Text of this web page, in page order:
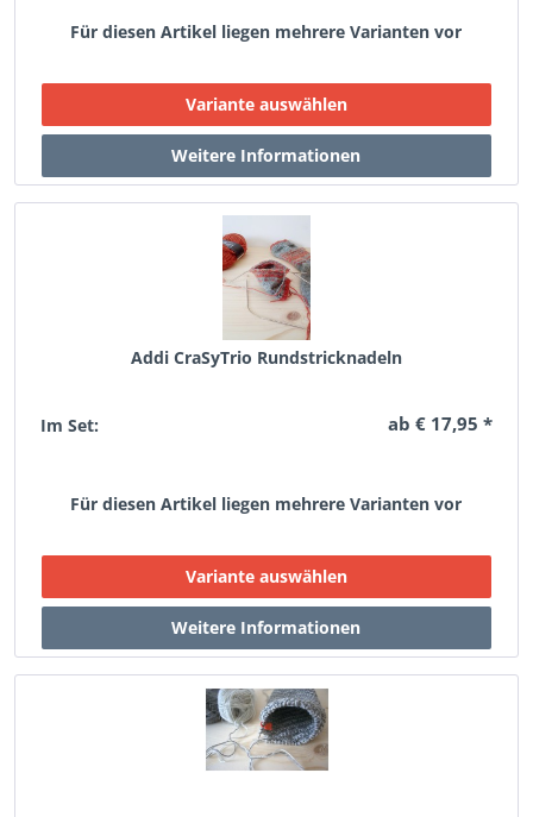
Für diesen Artikel liegen mehrere Varianten vor
Addi CraSyTrio Rundstricknadeln
Im Set: ab € 17,95 *
Für diesen Artikel liegen mehrere Varianten vor